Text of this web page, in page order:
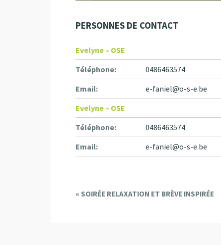
PERSONNES DE CONTACT
Evelyne – OSE
Téléphone:
0486463574
Email:
e-faniel@o-s-e.be
Evelyne – OSE
Téléphone:
0486463574
Email:
e-faniel@o-s-e.be
E
« SOIRÉE RELAXATION ET BRÈVE INSPIRÉE